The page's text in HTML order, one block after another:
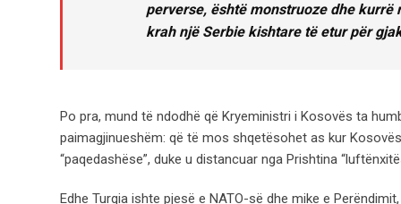
perverse, është monstruoze dhe kurrë
krah një Serbie kishtare të etur për
Po pra, mund të ndodhë që Kryeministri i Kosovës ta
paimagjinueshëm: që të mos shqetësohet as kur
“paqedashëse”, duke u distancuar nga Prishtina
Edhe Turqia ishte pjesë e NATO-së dhe mike e